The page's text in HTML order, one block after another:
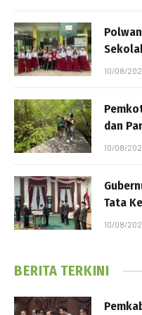
10/08/
dan
10/08/
Tata
10/08/
BERITA TERKINI